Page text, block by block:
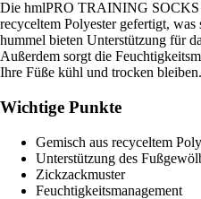
Die hmlPRO TRAINING SOCKS
recyceltem Polyester gefertigt,
hummel bieten Unterstützung für
Außerdem sorgt die
Ihre Füße kühl und trocken bleiben.
Wichtige Punkte
Gemisch aus recyceltem
Unterstützung des
Zickzackmuster
Feuchtigkeitsmanagement